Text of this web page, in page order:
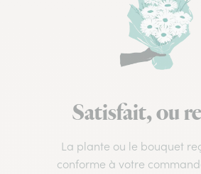
Satisfait, ou
La plante ou le bouquet
conforme à votre